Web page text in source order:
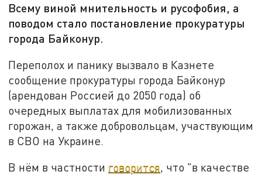
Всему виной мнительность и русофобия, а
поводом стало постановление прокуратуры
города Байконур.
Переполох и панику вызвало в Казнете
сообщение прокуратуры города Байконур
(арендован Россией до 2050 года) об
очередных выплатах для мобилизованных
горожан, а также добровольцам, участвующим
в СВО на Украине.
В нём в частности говорится, что "в качестве